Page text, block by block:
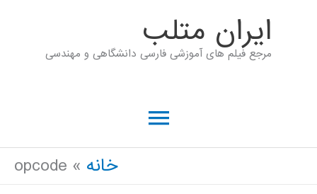
ايران متلب
مرجع فیلم های آموزشی فارسی دانشگاهی و مهندسی
فهرست
اصلیخانه opcode